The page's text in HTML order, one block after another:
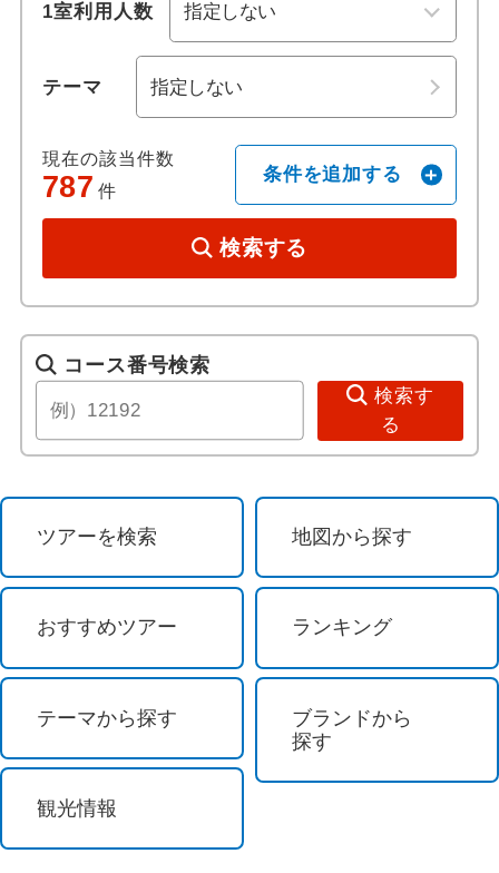
1室利用人数
テーマ
現在の該当件数
787 件
条件を追加する
検索する
歴史
寺社・札所めぐり
美術館・博物館
花火
イルミネーション
花見
桜のお花見
自然探訪
コース番号検索
検索す
る
ツアーを検索 地図から探す
おすすめツアー ランキング
テーマから探す
ブランドから
探す
観光情報